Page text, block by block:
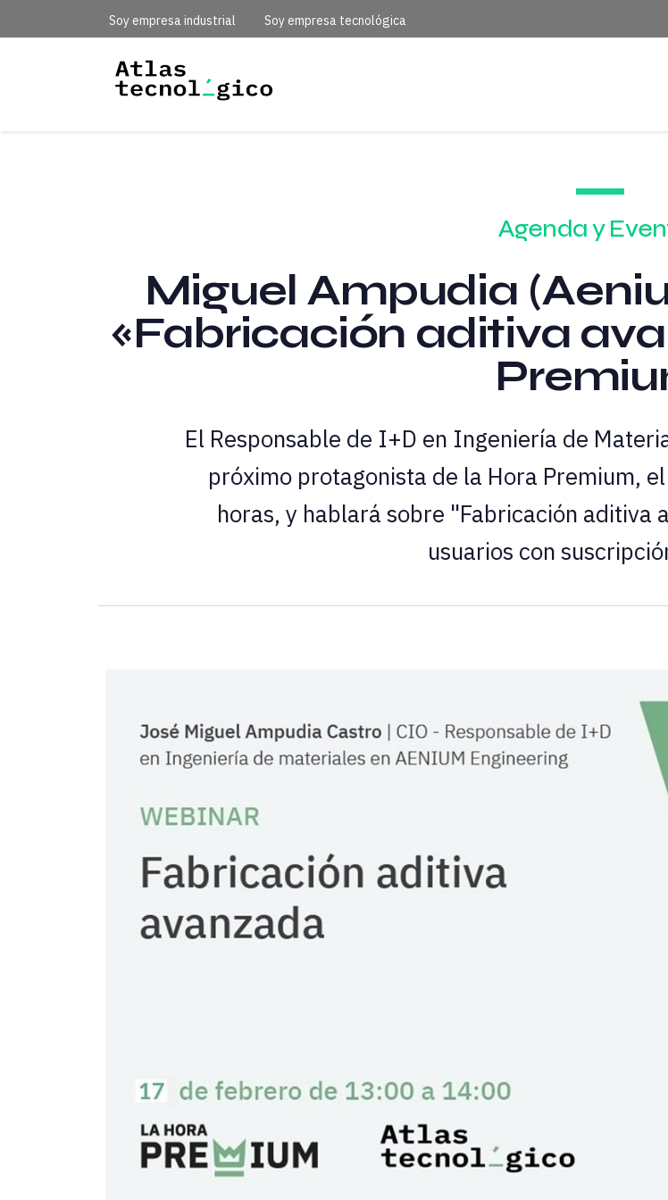
Soy empresa industrial Soy empresa tecnológica
Agenda y
Miguel Ampudia
«Fabricación aditiva
El Responsable de I+D en Ingeniería de
próximo protagonista de la Hora Premium,
horas, y hablará sobre "Fabricación aditiva
usuarios con